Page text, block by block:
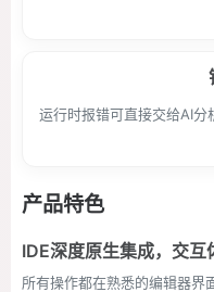
运行时报错可直接交给AI分
产品特色
IDE深度原生集成，交互
所有操作都在熟悉的编辑器界